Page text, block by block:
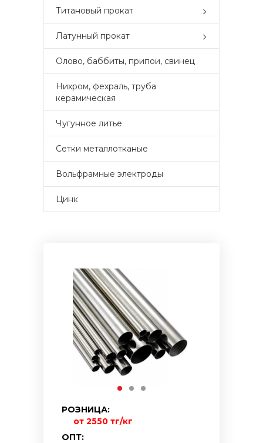
Титановый прокат
Латунный прокат
Олово, баббиты, припои, свинец
Нихром, фехраль, труба
керамическая
Чугунное литье
Сетки металлотканые
Вольфрамные электроды
Цинк
РОЗНИЦА:
от 2550 тг/кг
ОПТ: